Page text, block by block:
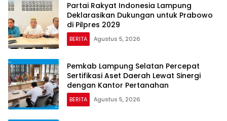
Partai Rakyat Indonesia Lampung
Deklarasikan Dukungan untuk Prabowo
di Pilpres 2029
BERITA Agustus 5, 2026
Pemkab Lampung Selatan Percepat
Sertifikasi Aset Daerah Lewat Sinergi
dengan Kantor Pertanahan
BERITA Agustus 5, 2026